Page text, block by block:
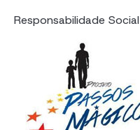
Responsabilidade Social